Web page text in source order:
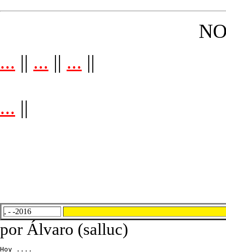
... || ... || ... ||
... ||
, - -2016
por Álvaro (salluc)
Hoy ....